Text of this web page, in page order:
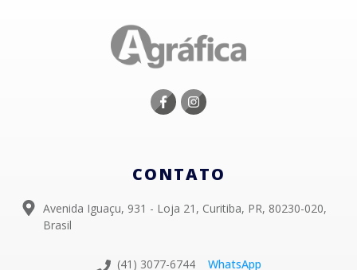
CONTATO
Avenida Iguaçu, 931 - Loja 21, Curitiba, PR, 80230-020,
Brasil
(41) 3077-6744 WhatsApp